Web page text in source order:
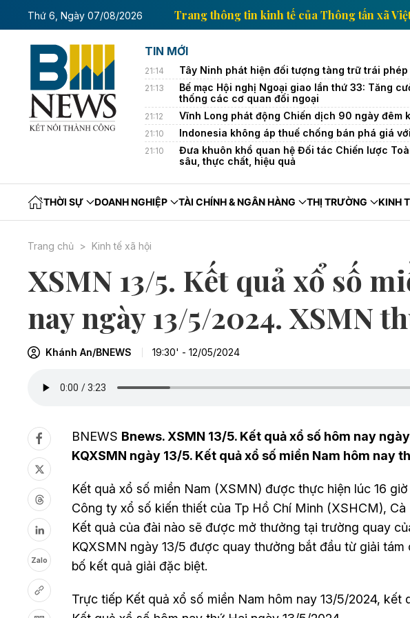
Thứ 6, Ngày 07/08/2026
tế của Thông tấn xã Việt Nam Trang thông tin kinh tế của Thông tấn
TIN MỚI
21:14 Tây Ninh phát hiện đối tượng tàng trữ trái
21:13
Bế mạc Hội nghị Ngoại giao lần thứ 33: Tăng
thống các cơ quan đối ngoại
21:12 Vĩnh Long phát động Chiến dịch 90 ngày đêm
21:10 Indonesia không áp thuế chống bán phá giá
21:10
Đưa khuôn khổ quan hệ Đối tác Chiến lược
sâu, thực chất, hiệu quả
THỜI SỰ DOANH NGHIỆP TÀI CHÍNH & NGÂN HÀNG THỊ TRƯỜNG KINH
Trang chủ Kinh tế xã hội
XSMN 13/5. Kết quả xổ số
nay ngày 13/5/2024. XSMN
Khánh An/BNEWS 19:30' - 12/05/2024
Zalo
BNEWS Bnews. XSMN 13/5. Kết quả xổ số hôm nay
KQXSMN ngày 13/5. Kết quả xổ số miền Nam hôm nay
Kết quả xổ số miền Nam (XSMN) được thực hiện lúc 16
Công ty xổ số kiến thiết của Tp Hồ Chí Minh (XSHCM),
Kết quả của đài nào sẽ được mở thưởng tại trường quay
KQXSMN ngày 13/5 được quay thưởng bắt đầu từ giải
bố kết quả giải đặc biệt.
Trực tiếp Kết quả xổ số miền Nam hôm nay 13/5/2024, kết